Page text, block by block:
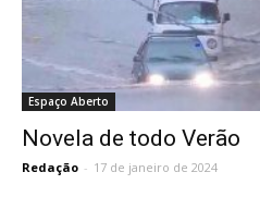
Espaço Aberto
Novela de todo Verão
Redação - 17 de janeiro de 2024